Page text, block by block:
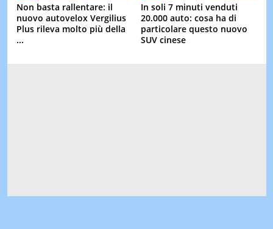
Non basta rallentare: il
nuovo autovelox Vergilius
Plus rileva molto più della
...
In soli 7 minuti venduti
20.000 auto: cosa ha di
particolare questo nuovo
SUV cinese